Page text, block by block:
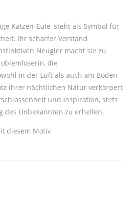
Katzen-Eule, steht als Symbol für
Ihr scharfer Verstand
Neugier macht sie zu
die
in der Luft als auch am Boden
ihrer nächtlichen Natur verkörpert
und Inspiration, stets
des Unbekannten zu erhellen.
diesem Motiv